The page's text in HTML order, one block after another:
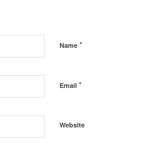
Name *
Email *
Website